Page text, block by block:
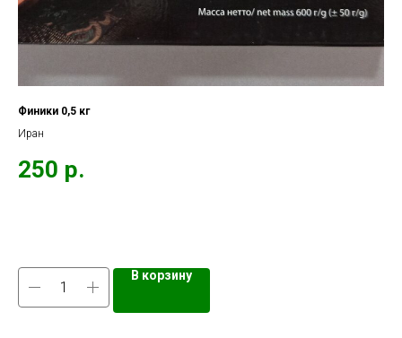
Финики 0,5 кг
Иран
250 р.
В корзину